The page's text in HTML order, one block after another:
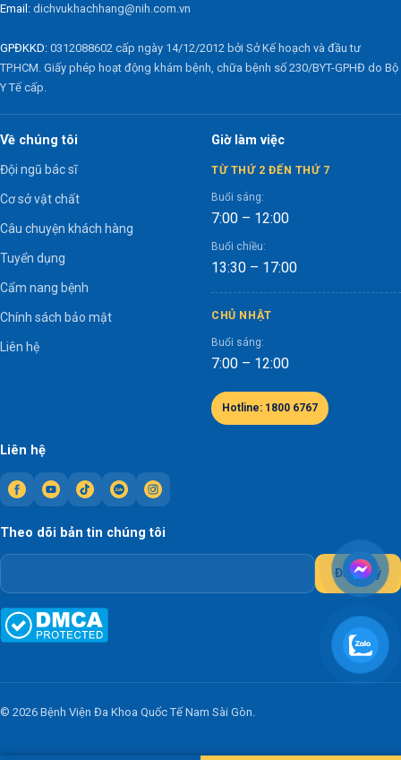
Email: dichvukhachhang@nih.com.vn
GPĐKKD: 0312088602 cấp ngày 14/12/2012 bởi Sở Kế hoạch và đầu tư
TP.HCM. Giấy phép hoạt động khám bệnh, chữa bệnh số 230/BYT-GPHĐ do Bộ
Y Tế cấp.
Liên hệ
Về chúng tôi
Đội ngũ bác sĩ
Cơ sở vật chất
Câu chuyện khách hàng
Tuyển dụng
Cẩm nang bệnh
Chính sách bảo mật
Liên hệ
Giờ làm việc
TỪ THỨ 2 ĐẾN THỨ 7
Buổi sáng:
7:00 – 12:00
Buổi chiều:
13:30 – 17:00
CHỦ NHẬT
Buổi sáng:
7:00 – 12:00
Hotline: 1800 6767
Theo dõi bản tin chúng tôi
Đăng ký
© 2026 Bệnh Viện Đa Khoa Quốc Tế Nam Sài Gòn.